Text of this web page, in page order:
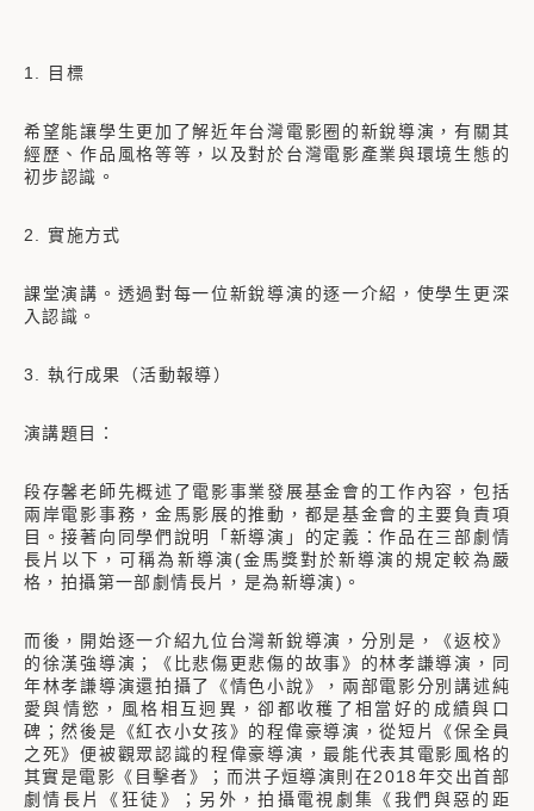
1. 目標
希望能讓學生更加了解近年台灣電影圈的新銳導演，有關其
經歷、作品風格等等，以及對於台灣電影產業與環境生態的
初步認識。
2. 實施方式
課堂演講。透過對每一位新銳導演的逐一介紹，使學生更深
入認識。
3. 執行成果（活動報導）
演講題目：
段存馨老師先概述了電影事業發展基金會的工作內容，包括
兩岸電影事務，金馬影展的推動，都是基金會的主要負責項
目。接著向同學們說明「新導演」的定義：作品在三部劇情
長片以下，可稱為新導演(金馬獎對於新導演的規定較為嚴
格，拍攝第一部劇情長片，是為新導演)。
而後，開始逐一介紹九位台灣新銳導演，分別是，《返校》
的徐漢強導演；《比悲傷更悲傷的故事》的林孝謙導演，同
年林孝謙導演還拍攝了《情色小說》，兩部電影分別講述純
愛與情慾，風格相互迥異，卻都收穫了相當好的成績與口
碑；然後是《紅衣小女孩》的程偉豪導演，從短片《保全員
之死》便被觀眾認識的程偉豪導演，最能代表其電影風格的
其實是電影《目擊者》；而洪子烜導演則在2018年交出首部
劇情長片《狂徒》；另外，拍攝電視劇集《我們與惡的距